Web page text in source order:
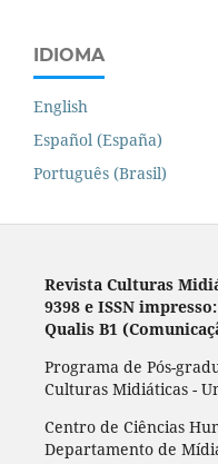
IDIOMA
English
Español (España)
Português (Brasil)
Revista Culturas
9398 e ISSN
Qualis B1
Programa de Pós-
Culturas Midiáticas -
Centro de Ciências
Departamento de